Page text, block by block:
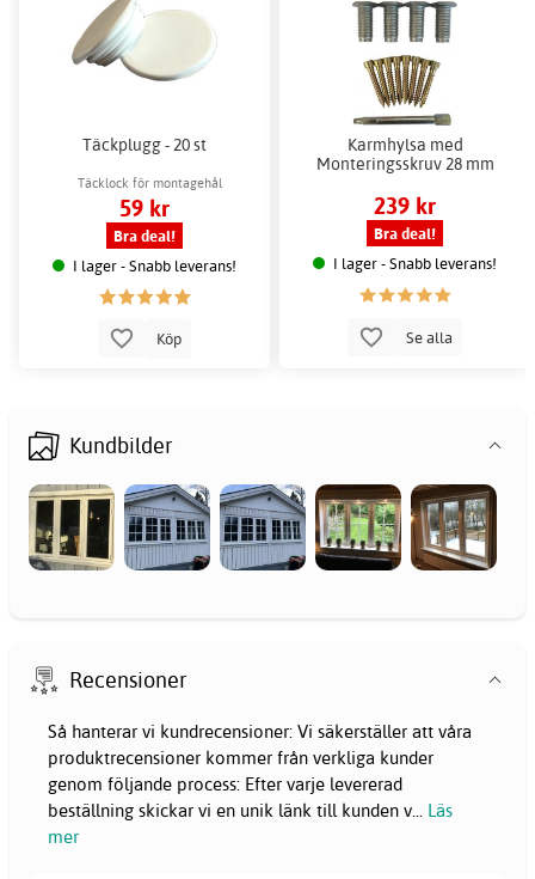
Täckplugg - 20 st
Täcklock för montagehål
59 kr
Bra deal!
I lager - Snabb leverans!
Köp
Karmhylsa med
Monteringsskruv 28 mm
239 kr
Bra deal!
I lager - Snabb leverans!
Se alla
Kundbilder
Recensioner
Så hanterar vi kundrecensioner: Vi säkerställer att våra
produktrecensioner kommer från verkliga kunder
genom följande process: Efter varje levererad
beställning skickar vi en unik länk till kunden v... Läs
mer